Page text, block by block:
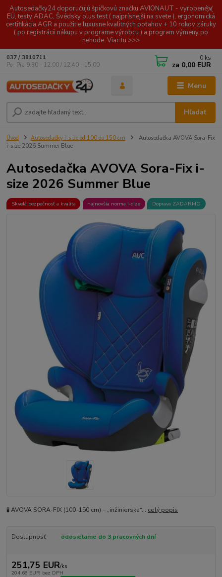
Autosedačky24 doporučujú špičkovú značku AVIONAUT - vyrobené v
EÚ, testy ADAC, Švédsky plus test ( najprísnejší na svete ), ergonomická
certifikácia AGR a použitie luxusne kvalitných poťahov + 10 rokov záruky
( po registrácii nákupu v programe výrobcu ) a program výmeny po
nehode. Viac tu >>>
Menu
Hľadať
037 / 3810711
Po- Pia 9.30 - 12.00 / 12.40 - 15.00
0 ks
za 0,00 EUR
Úvod Autosedačky i-size od 100 do 150 cm
Autosedačka AVOVA Sora-Fix
i-size 2026 Summer Blue
Autosedačka AVOVA Sora-Fix i-
size 2026 Summer Blue
Skvelá bezpečnosť a kvalita najnovšia norma i-size Doprava ZADARMO
🧪 AVOVA SORA-FIX (100–150 cm) – „inžinierska“... celý popis
Dostupnosť odosielame do 3 pracovných dní
251,75 EUR/ks
204,68 EUR bez DPH